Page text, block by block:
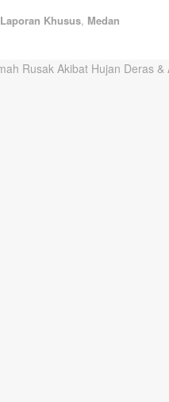
Laporan Khusus, Medan